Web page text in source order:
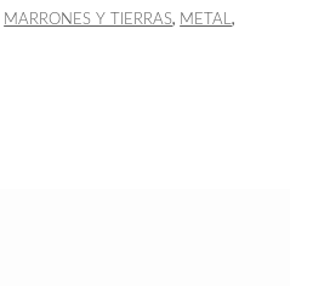
MARRONES Y TIERRAS, METAL,